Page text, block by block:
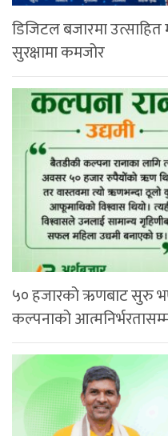
डिजिटल बजारमा उत्साहित
सुरक्षामा कमजोर
५० हजारको ऋणबाट सुरु
कल्पनाको